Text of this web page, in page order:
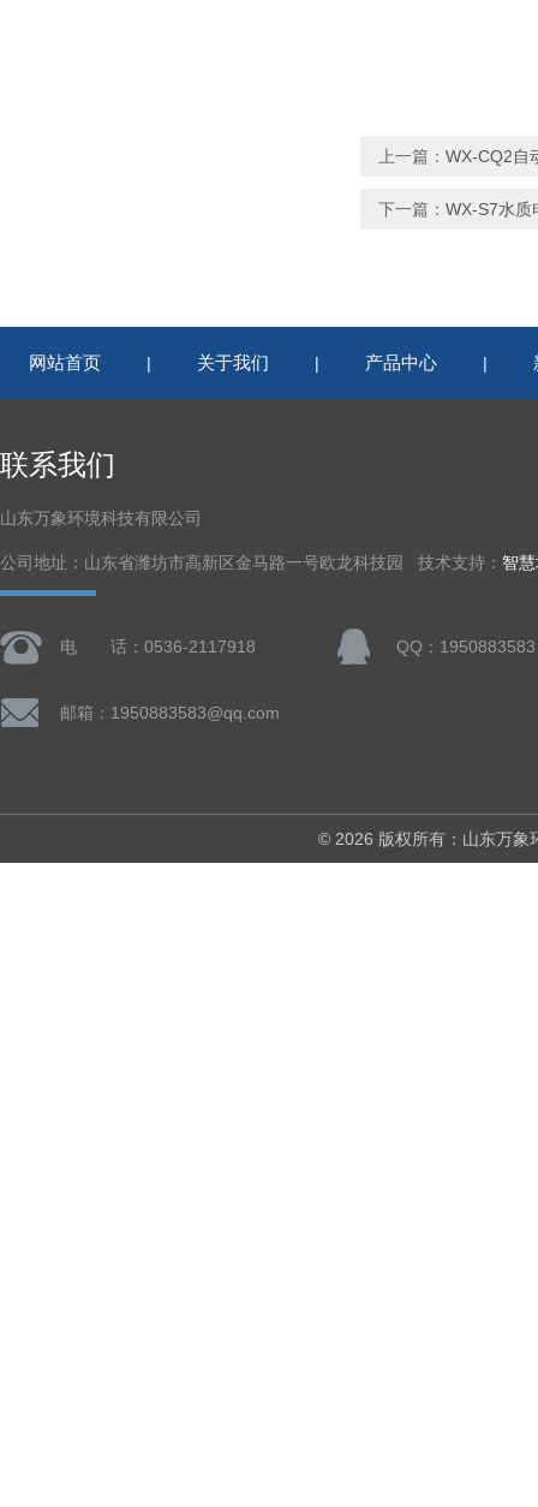
上一篇： WX-CQ2自
下一篇： WX-S7水质
网站首页 | 关于我们 | 产品中心 |
联系我们
山东万象环境科技有限公司
公司地址：山东省潍坊市高新区金马路一号欧龙科技园 技术支持： 智
电 话：0536-2117918 QQ：1950883583
邮箱：1950883583@qq.com
© 2026 版权所有：山东万